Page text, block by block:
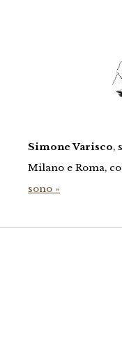
Simone Varisco,
Milano e Roma,
sono »